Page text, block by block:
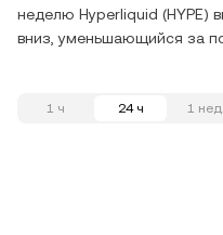
неделю Hyperliquid (HYPE)
вниз, уменьшающийся за
1 ч 24 ч 1 нед.